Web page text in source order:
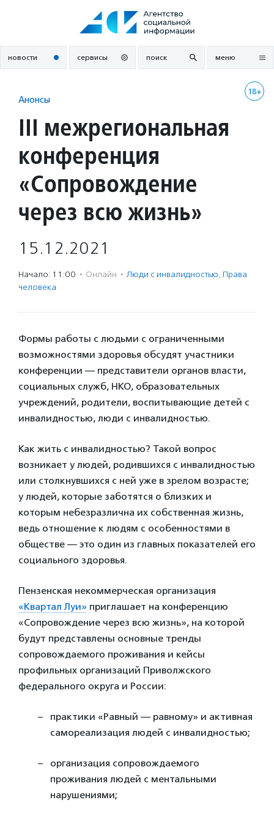
новости сервисы поиск меню
18+
Анонсы
III межрегиональная
конференция
«Сопровождение
через всю жизнь»
15.12.2021
Начало: 11:00 · Онлайн · Люди с инвалидностью, Права
человека
Формы работы с людьми с ограниченными
возможностями здоровья обсудят участники
конференции — представители органов власти,
социальных служб, НКО, образовательных
учреждений, родители, воспитывающие детей с
инвалидностью, люди с инвалидностью.
Как жить с инвалидностью? Такой вопрос
возникает у людей, родившихся с инвалидностью
или столкнувшихся с ней уже в зрелом возрасте;
у людей, которые заботятся о близких и
которым небезразлична их собственная жизнь,
ведь отношение к людям с особенностями в
обществе — это один из главных показателей его
социального здоровья.
Пензенская некоммерческая организация
«Квартал Луи» приглашает на конференцию
«Сопровождение через всю жизнь», на которой
будут представлены основные тренды
сопровождаемого проживания и кейсы
профильных организаций Приволжского
федерального округа и России:
практики «Равный — равному» и активная
самореализация людей с инвалидностью;
организация сопровождаемого
проживания людей с ментальными
нарушениями;